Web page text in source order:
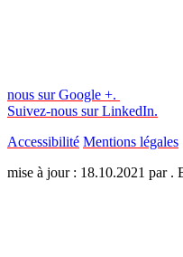
nous sur Google +.
Suivez-nous sur LinkedIn.
Accessibilité Mentions légales
mise à jour : 18.10.2021 par